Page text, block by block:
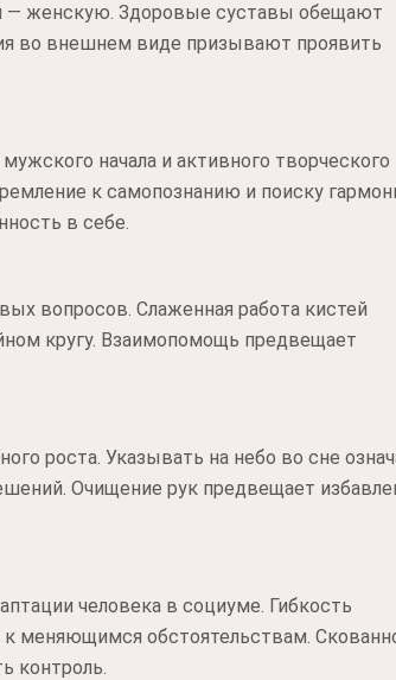
— женскую. Здоровые суставы обещают
во внешнем виде призывают проявить
начала и активного творческого
к самопознанию и поиску
в себе.
вопросов. Слаженная работа кистей
кругу. Взаимопомощь предвещает
роста. Указывать на небо во сне
Очищение рук предвещает
человека в социуме. Гибкость
к меняющимся обстоятельствам.
контроль.